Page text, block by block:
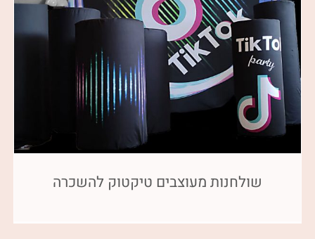
שולחנות מעוצבים טיקטוק להשכרה